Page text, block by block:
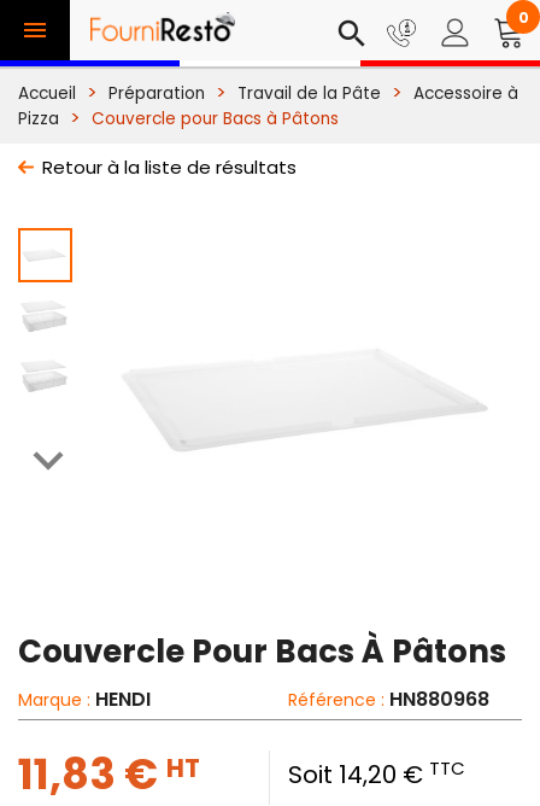
 search 0
Accueil Préparation Travail de la Pâte
Accessoire à
Pizza
Couvercle pour Bacs à Pâtons
Retour à la liste de résultats

Couvercle Pour Bacs À Pâtons
Marque : HENDI Référence : HN880968
11,83 € HT Soit 14,20 € TTC